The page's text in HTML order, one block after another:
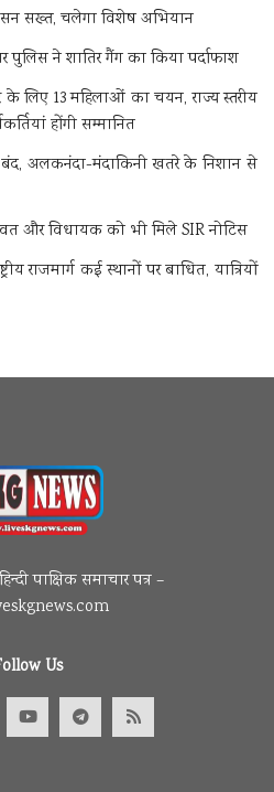
सख्त, चलेगा विशेष अभियान
पुलिस ने शातिर गैंग का किया पर्दाफाश
के लिए 13 महिलाओं का चयन, राज्य स्तरीय
होंगी सम्मानित
बंद, अलकनंदा-मंदाकिनी खतरे के निशान से
और विधायक को भी मिले SIR नोटिस
राजमार्ग कई स्थानों पर बाधित, यात्रियों
पाक्षिक समाचार पत्र –
Us